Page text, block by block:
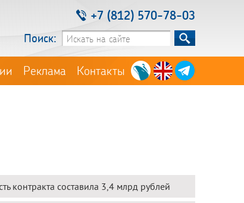
+7 (812) 570-78-03
Поиск:
Реклама Контакты
контракта составила 3,4 млрд рублей